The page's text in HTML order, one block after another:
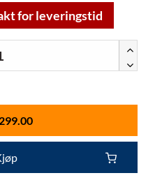
for leveringstid